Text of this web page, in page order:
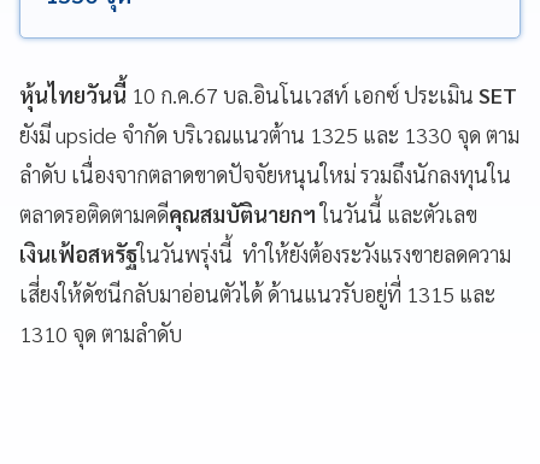
หุ้นไทยวันนี้ 10 ก.ค.67 บล.อินโนเวสท์ เอกซ์ ประเมิน SET
ยังมี upside จำกัด บริเวณแนวต้าน 1325 และ 1330 จุด ตาม
ลำดับ เนื่องจากตลาดขาดปัจจัยหนุนใหม่ รวมถึงนักลงทุนใน
ตลาดรอติดตามคดีคุณสมบัตินายกฯในวันนี้ และตัวเลข
เงินเฟ้อสหรัฐในวันพรุ่งนี้ ทำให้ยังต้องระวังแรงขายลดความ
เสี่ยงให้ดัชนีกลับมาอ่อนตัวได้ ด้านแนวรับอยู่ที่ 1315 และ
1310 จุด ตามลำดับ